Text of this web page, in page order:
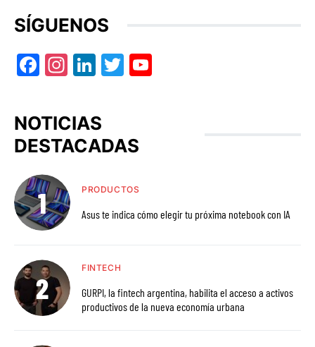
SÍGUENOS
Facebook
Instagram
LinkedIn
Twitter
NOTICIAS
DESTACADAS
PRODUCTOS
Asus te indica cómo elegir tu próxima notebook con IA
FINTECH
GURPI, la fintech argentina, habilita el acceso a activos
productivos de la nueva economía urbana